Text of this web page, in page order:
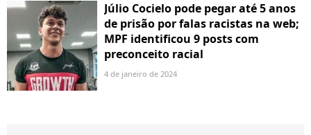
Júlio Cocielo pode pegar até 5 anos
de prisão por falas racistas na web;
MPF identificou 9 posts com
preconceito racial
4 de janeiro de 2024